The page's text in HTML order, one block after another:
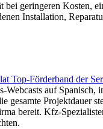
geringeren Kosten,
Installation,
Top-Förderband der
auf Spanisch,
gesamte Projektdauer
bereit. Kfz-